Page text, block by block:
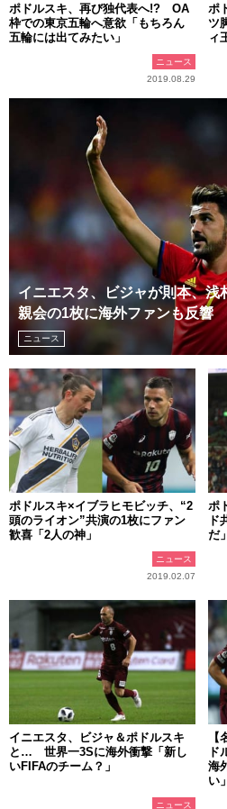
ポドルスキ、再び独代表へ!? OA
枠での東京五輪へ意欲「もちろん
五輪には出てみたい」
ニュース
2019.08.29
ポ
ツ
ィ
イニエスタ、ビジャが則本、
親会の1枚に海外ファンも反響
ニュース
ポドルスキ×イブラヒモビッチ、“2
頭のライオン”共演の1枚にファン
歓喜「2人の神」
ニュース
2019.02.07
ポ
ド
だ
イニエスタ、ビジャ＆ポドルスキ
と… 世界一3Sに海外衝撃「新し
いFIFAのチーム？」
ニュース
ド
海
い」